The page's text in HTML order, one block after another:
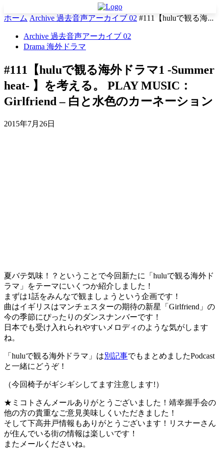
ホーム Archive 過去音声アーカイブ 02 #111【huluで観る海...
Archive 過去音声アーカイブ 02
Drama 海外ドラマ
#111【huluで観る海外ドラマ1 -Summer
heat- 】を考える。 PLAY MUSIC：
Girlfriend – 白と水色のカーネーション
2015年7月26日
夏バテ気味！？ということで今回新たに「huluで観る海外ド
ラマ」をテーマにいくつか紹介しました！
まずは1話をみんなで観ましょうという企画です！
曲はイギリスはマンチェスターの期待の新星「Girlfriend」の
今の季節にぴったりのダンスナンバーです！
日本でも受け入れられやすいメロディのような気がします
ね。
「huluで観る海外ドラマ」は別記事でもまとめましたPodcast
と一緒にどうぞ！
（今回椅子がギシギシしてます注意します!）
★ミコトさんメールありがとうございました！靖幸握手会の
他の方の貴重なご意見美味しくいただきました！
そして下高井戸情報もありがとうございます！リスナーさん
が住んでいる街の情報は楽しいです！
またメールくださいね。